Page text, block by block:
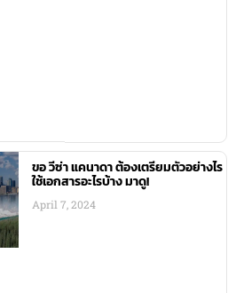
ขอ วีซ่า แคนาดา ต้องเตรียมตัวอย่างไร
ใช้เอกสารอะไรบ้าง มาดู!
April 7, 2024